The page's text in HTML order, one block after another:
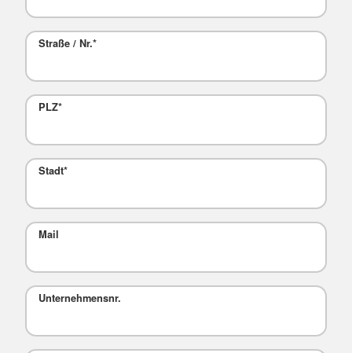
Straße / Nr.*
PLZ*
Stadt*
Mail
Unternehmensnr.